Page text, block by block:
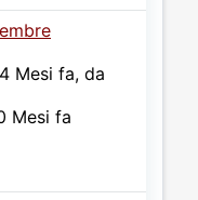
Mesi fa, da
Mesi fa